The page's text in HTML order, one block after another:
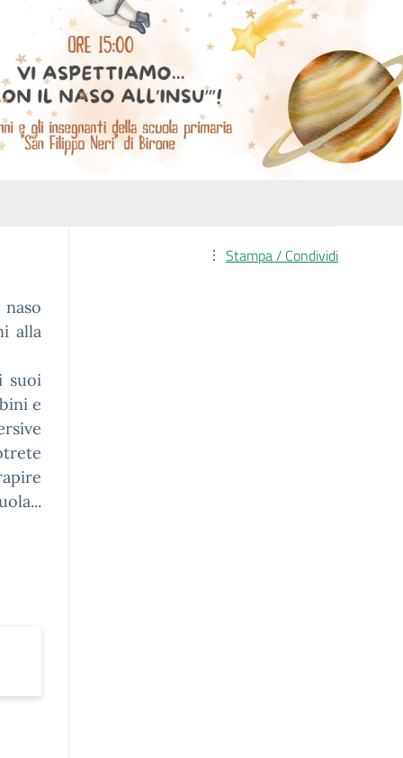
alla
suoi
e
Stampa / Condividi